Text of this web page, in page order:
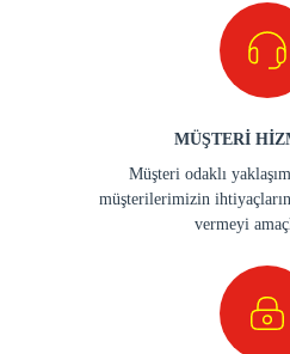
MÜŞTERİ
Müşteri odaklı
müşterilerimizin
vermeyi